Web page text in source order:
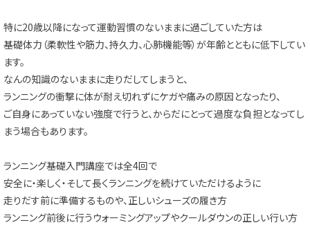
特に20歳以降になって運動習慣のないままに過ごしていた方は
基礎体力（柔軟性や筋力、持久力、心肺機能等）が年齢とともに低下してい
ます。
なんの知識のないままに走りだしてしまうと、
ランニングの衝撃に体が耐え切れずにケガや痛みの原因となったり、
ご自身にあっていない強度で行うと、からだにとって過度な負担となってし
まう場合もあります。
ランニング基礎入門講座では全4回で
安全に・楽しく・そして長くランニングを続けていただけるように
走りだす前に準備するものや、正しいシューズの履き方
ランニング前後に行うウォーミングアップやクールダウンの正しい行い方